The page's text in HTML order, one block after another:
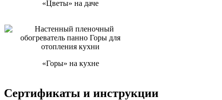
«Цветы» на даче
«Горы» на кухне
Сертификаты и инструкции